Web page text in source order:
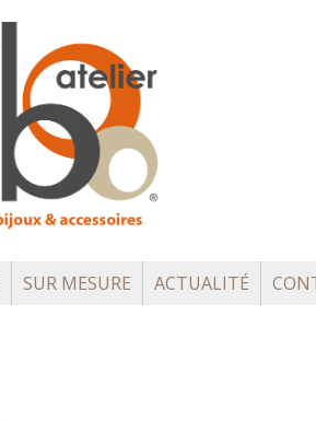
SUR MESURE ACTUALITÉ